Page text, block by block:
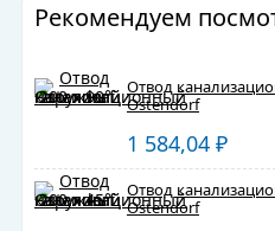
Рекомендуем
Отвод
Ostendorf
1 584,04 ₽
Отвод
Ostendorf